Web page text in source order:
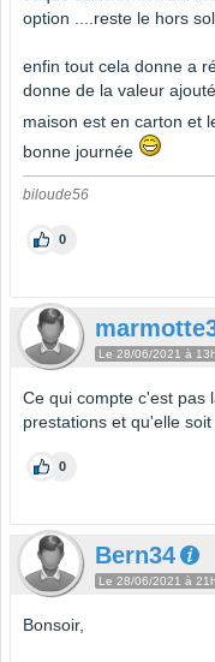
option ....reste le hors
enfin tout cela donne a
donne de la valeur
maison est en carton et
bonne journée
biloude56
0
Le 28/06/2021 à
Ce qui compte c'est pas
prestations et qu'elle
0
Bern34
Le 28/06/2021 à
Bonsoir,